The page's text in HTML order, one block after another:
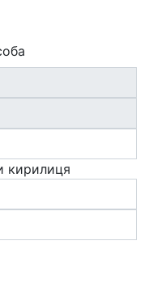
кирилиця